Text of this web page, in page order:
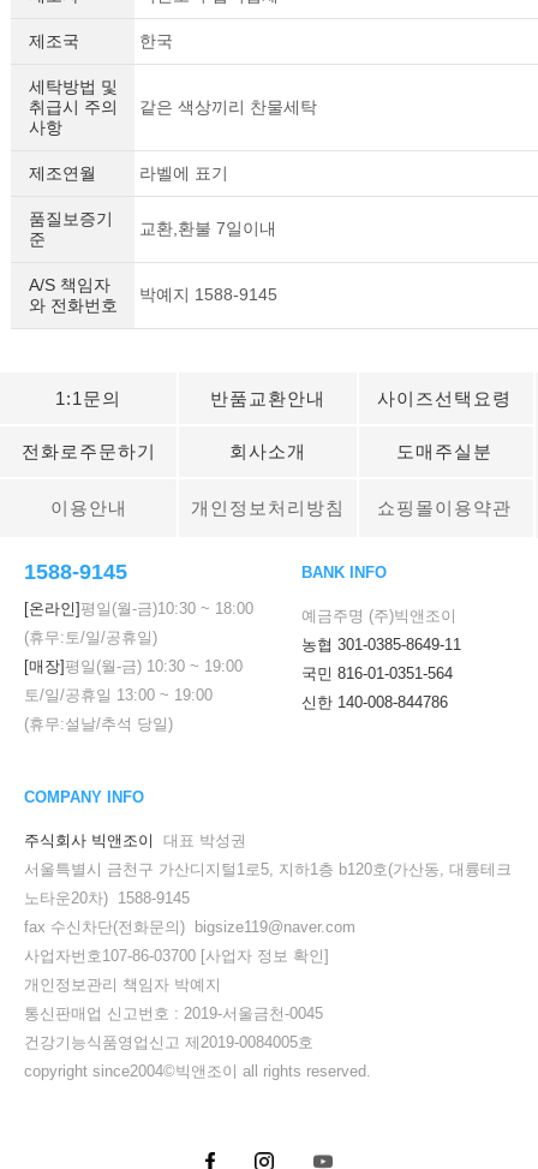
제조국 한국
세탁방법 및
취급시 주의
사항
같은 색상끼리 찬물세탁
제조연월 라벨에 표기
품질보증기
준
교환,환불 7일이내
A/S 책임자
와 전화번호
박예지 1588-9145
1:1문의 반품교환안내 사이즈선택요령
전화로주문하기 회사소개 도매주실분
이용안내 개인정보처리방침 쇼핑몰이용약관
1588-9145
[온라인] 평일(월-금)10:30 ~ 18:00
(휴무:토/일/공휴일)
[매장] 평일(월-금) 10:30 ~ 19:00
토/일/공휴일 13:00 ~ 19:00
(휴무:설날/추석 당일)
BANK INFO
예금주명 (주)빅앤조이
농협 301-0385-8649-11
국민 816-01-0351-564
신한 140-008-844786
COMPANY INFO
주식회사 빅앤조이
대표 박성권
서울특별시 금천구 가산디지털1로5, 지하1층 b120호(가산동, 대륭테크
노타운20차) 1588-9145
fax 수신차단(전화문의) bigsize119@naver.com
사업자번호107-86-03700 [사업자 정보 확인]
개인정보관리 책임자 박예지
통신판매업 신고번호 : 2019-서울금천-0045
건강기능식품영업신고 제2019-0084005호
copyright since2004©빅앤조이 all rights reserved.